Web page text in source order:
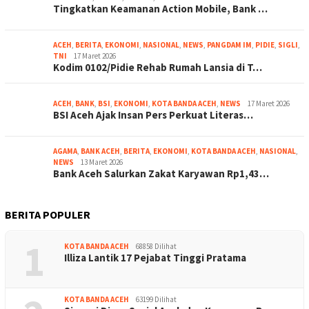
Tingkatkan Keamanan Action Mobile, Bank …
ACEH, BERITA, EKONOMI, NASIONAL, NEWS, PANGDAM IM, PIDIE, SIGLI,
TNI
17 Maret 2026
Kodim 0102/Pidie Rehab Rumah Lansia di T…
ACEH, BANK, BSI, EKONOMI, KOTA BANDA ACEH, NEWS 17 Maret 2026
BSI Aceh Ajak Insan Pers Perkuat Literas…
AGAMA, BANK ACEH, BERITA, EKONOMI, KOTA BANDA ACEH, NASIONAL,
NEWS
13 Maret 2026
Bank Aceh Salurkan Zakat Karyawan Rp1,43…
BERITA POPULER
1 KOTA BANDA ACEH 68858 Dilihat
Illiza Lantik 17 Pejabat Tinggi Pratama
KOTA BANDA ACEH 63199 Dilihat